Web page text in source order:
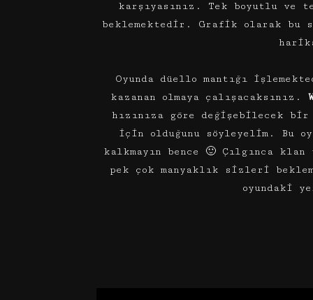
karşıyasınız. Tek boyutlu ve
beklemektedir. Grafik olarak bu
Oyunda düello mantığı
kazanan olmaya çalışacaksınız.
hızınıza göre değişebilecek bir
için olduğunu söyleyelim. Bu
kalkmayın bence 🙂 Çılgınca
pek çok manyaklık sizleri
oyundaki